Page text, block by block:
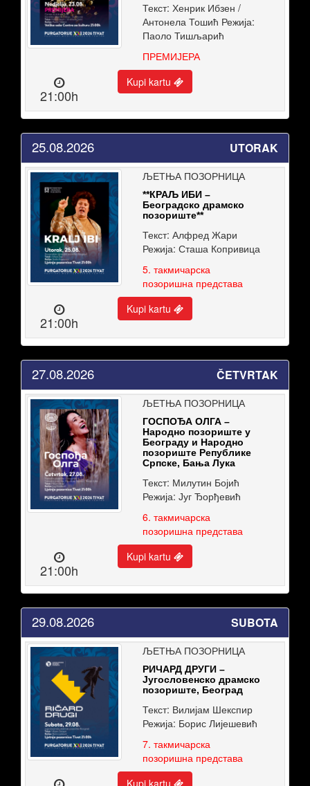
Текст: Хенрик Ибзен /
Антонела Тошић Режија:
Паоло Тишљарић
ПРЕМИЈЕРА
21:00h
Kupi kartu
25.08.2026 UTORAK
ЉЕТЊА ПОЗОРНИЦА
**КРАЉ ИБИ –
Београдско драмско
позориште**
Текст: Алфред Жари
Режија: Сташа Копривица
5. такмичарска
позоришна представа
21:00h
Kupi kartu
27.08.2026 ČETVRTAK
ЉЕТЊА ПОЗОРНИЦА
ГОСПОЂА ОЛГА –
Народно позориште у
Београду и Народно
позориште Републике
Српске, Бања Лука
Текст: Милутин Бојић
Режија: Југ Ђорђевић
6. такмичарска
позоришна представа
21:00h
Kupi kartu
29.08.2026 SUBOTA
ЉЕТЊА ПОЗОРНИЦА
РИЧАРД ДРУГИ –
Југословенско драмско
позориште, Београд
Текст: Вилијам Шекспир
Режија: Борис Лијешевић
7. такмичарска
позоришна представа